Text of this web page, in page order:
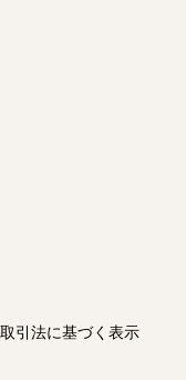
引法に基づく表示